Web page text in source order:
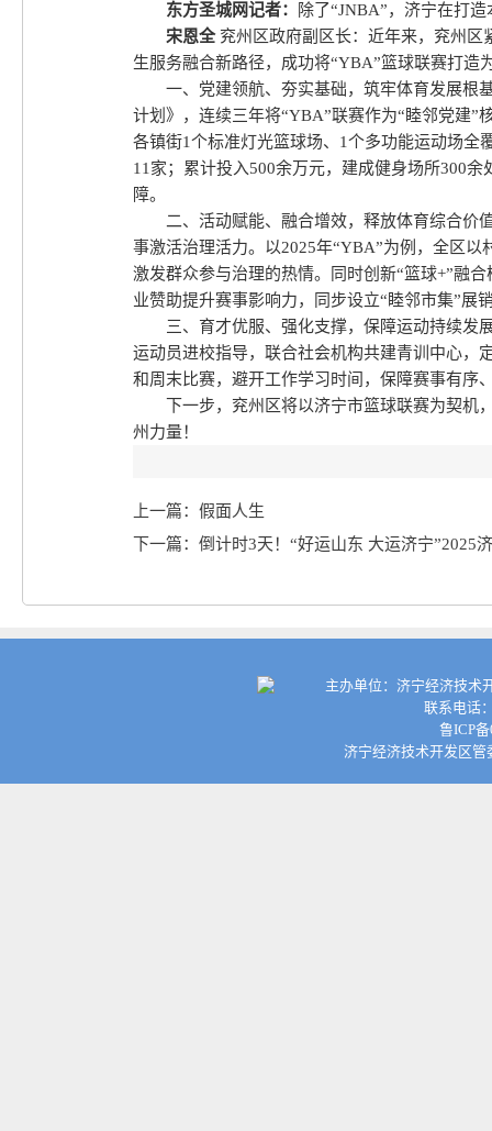
东方圣城网记者：
除了“JNBA”，济宁在打
宋恩全兖州区政府副区长：近年来，兖州区
生服务融合新路径，成功将“YBA”篮球联赛打造
一、党建领航、夯实基础，筑牢体育发展根
计划》，连续三年将“YBA”联赛作为“睦邻党建”
各镇街1个标准灯光篮球场、1个多功能运动场全
11家；累计投入500余万元，建成健身场所300
障。
二、活动赋能、融合增效，释放体育综合价
事激活治理活力。以2025年“YBA”为例，全区
激发群众参与治理的热情。同时创新“篮球+”融
业赞助提升赛事影响力，同步设立“睦邻市集”展
三、育才优服、强化支撑，保障运动持续发
运动员进校指导，联合社会机构共建青训中心，
和周末比赛，避开工作学习时间，保障赛事有序
下一步，兖州区将以济宁市篮球联赛为契机
州力量！
上一篇：假面人生
下一篇：倒计时3天！“好运山东 大运济宁”2025
主办单位：济宁经济技术
联系电话
鲁ICP
济宁经济技术开发区管